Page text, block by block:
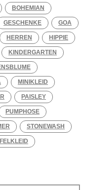
BOHEMIAN
GESCHENKE GOA
HERREN HIPPIE
KINDERGARTEN
MINIKLEID
PAISLEY
PUMPHOSE
STONEWASH